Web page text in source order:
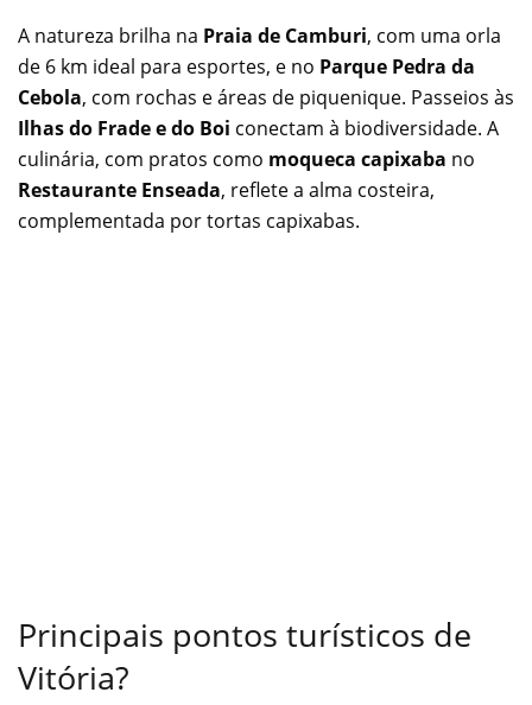
A natureza brilha na Praia de Camburi, com uma orla
de 6 km ideal para esportes, e no Parque Pedra da
Cebola, com rochas e áreas de piquenique. Passeios às
Ilhas do Frade e do Boi conectam à biodiversidade. A
culinária, com pratos como moqueca capixaba no
Restaurante Enseada, reflete a alma costeira,
complementada por tortas capixabas.
Principais pontos turísticos de
Vitória?